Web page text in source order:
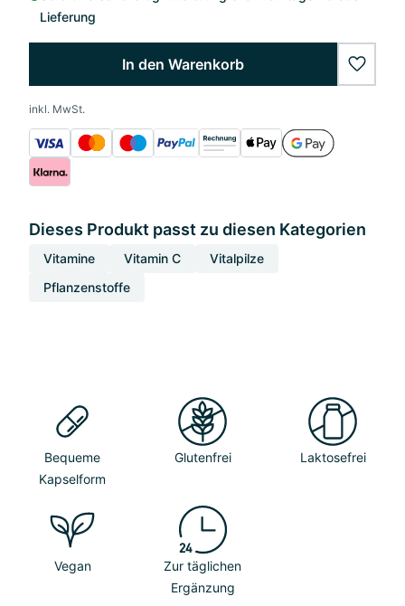
Lieferung
In den Warenkorb
inkl. MwSt.
Dieses Produkt passt zu diesen Kategorien
Vitamine Vitamin C
Vitalpilze
Pflanzenstoffe
Bequeme
Kapselform
Glutenfrei Laktosefrei
Vegan
Zur täglichen
Ergänzung